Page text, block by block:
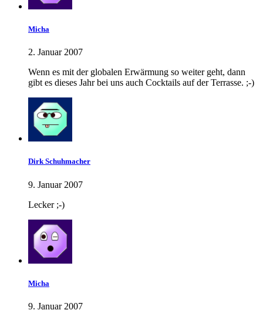
Micha
2. Januar 2007
Wenn es mit der globalen Erwärmung so weiter geht, dann
gibt es dieses Jahr bei uns auch Cocktails auf der Terrasse. ;-)
Dirk Schuhmacher
9. Januar 2007
Lecker ;-)
Micha
9. Januar 2007